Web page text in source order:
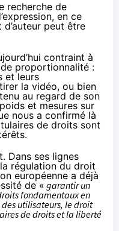
recherche de
en ce
d’auteur peut être
contraint à
proportionnalité :
et leurs
la vidéo, ou bien
au regard de son
et mesures sur
nous a confirmé là
de droits sont
Dans ses lignes
régulation du droit
européenne a déjà
de « garantir un
fondamentaux en
utilisateurs, le droit
de droits et la liberté